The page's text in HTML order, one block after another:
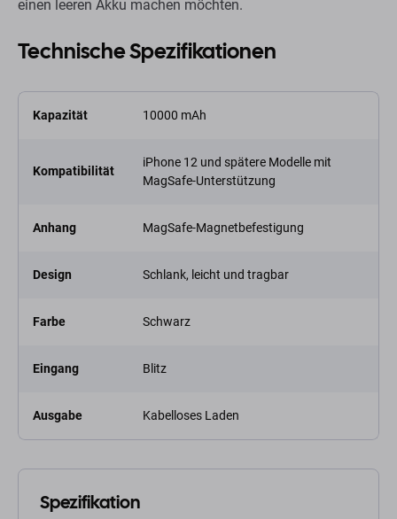
einen leeren Akku machen möchten.
Technische Spezifikationen
Kapazität 10000 mAh
Kompatibilität
iPhone 12 und spätere Modelle mit
MagSafe-Unterstützung
Anhang MagSafe-Magnetbefestigung
Design Schlank, leicht und tragbar
Farbe Schwarz
Eingang Blitz
Ausgabe Kabelloses Laden
Spezifikation